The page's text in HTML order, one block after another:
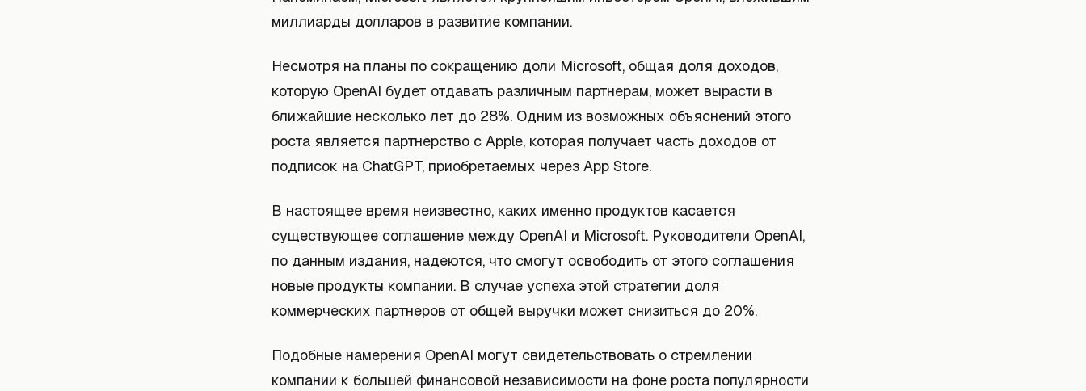
миллиарды долларов в развитие компании.
Несмотря на планы по сокращению доли Microsoft, общая доля доходов,
которую OpenAI будет отдавать различным партнерам, может вырасти в
ближайшие несколько лет до 28%. Одним из возможных объяснений этого
роста является партнерство с Apple, которая получает часть доходов от
подписок на ChatGPT, приобретаемых через App Store.
В настоящее время неизвестно, каких именно продуктов касается
существующее соглашение между OpenAI и Microsoft. Руководители OpenAI,
по данным издания, надеются, что смогут освободить от этого соглашения
новые продукты компании. В случае успеха этой стратегии доля
коммерческих партнеров от общей выручки может снизиться до 20%.
Подобные намерения OpenAI могут свидетельствовать о стремлении
компании к большей финансовой независимости на фоне роста популярности